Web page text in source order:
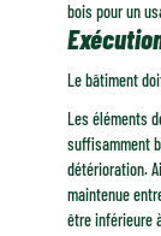
bois pour un
Le bâtiment
Les éléments
suffisamment
détérioration.
maintenue
être inférieure